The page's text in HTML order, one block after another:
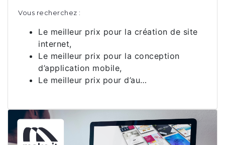
Vous recherchez :
Le meilleur prix pour la création de site
internet,
Le meilleur prix pour la conception
d’application mobile,
Le meilleur prix pour d’au…